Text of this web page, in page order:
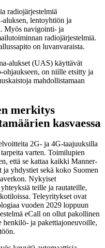
radiojärjestelmiä
lentoyhtiön ja
Myös navigointi- ja
radiojärjestelmiä.
on luvanvaraista.
alukset (UAS) käyttävät
on niille etsitty ja
mahdollistamaan
merkitys
kasvaessa
2G- ja 4G-taajuuksilla
varten. Toimilupien
että se kattaa kaikki Manner-
ja yhdystiet sekä koko Suomen
Nykyiset
teille ja rautateille,
Teleyritykset ovat
vuoden 2029 loppuun
eCall on ollut pakollinen
henkilö- ja pakettiajoneuvoille,